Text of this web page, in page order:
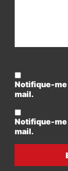
Notifique-me
mail.
Notifique-me
mail.